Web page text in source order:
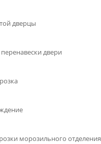
дверцы
двери
морозильного отделения